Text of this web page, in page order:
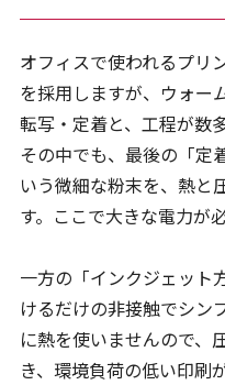
オフィスで使われるプリ
を採用しますが、ウォー
転写・定着と、工程が数
その中でも、最後の「定
いう微細な粉末を、熱と
す。ここで大きな電力が
一方の「インクジェット
けるだけの非接触でシン
に熱を使いませんので、
き、環境負荷の低い印刷